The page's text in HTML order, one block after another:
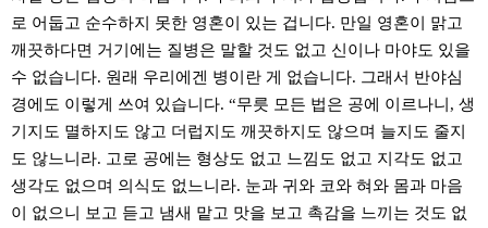
로 어둡고 순수하지 못한 영혼이 있는 겁니다. 만일 영혼이 맑고
깨끗하다면 거기에는 질병은 말할 것도 없고 신이나 마야도 있을
수 없습니다. 원래 우리에겐 병이란 게 없습니다. 그래서 반야심
경에도 이렇게 쓰여 있습니다. “무릇 모든 법은 공에 이르나니, 생
기지도 멸하지도 않고 더럽지도 깨끗하지도 않으며 늘지도 줄지
도 않느니라. 고로 공에는 형상도 없고 느낌도 없고 지각도 없고
생각도 없으며 의식도 없느니라. 눈과 귀와 코와 혀와 몸과 마음
이 없으니 보고 듣고 냄새 맡고 맛을 보고 촉감을 느끼는 것도 없